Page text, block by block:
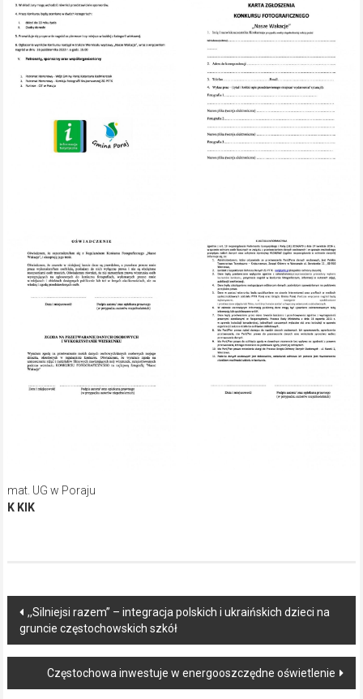
mat. UG w Poraju
K KIK
Post
navigation
,,Silniejsi razem” – integracja polskich i ukraińskich dzieci na
gruncie częstochowskich szkół
Częstochowa inwestuje w energooszczędne oświetlenie